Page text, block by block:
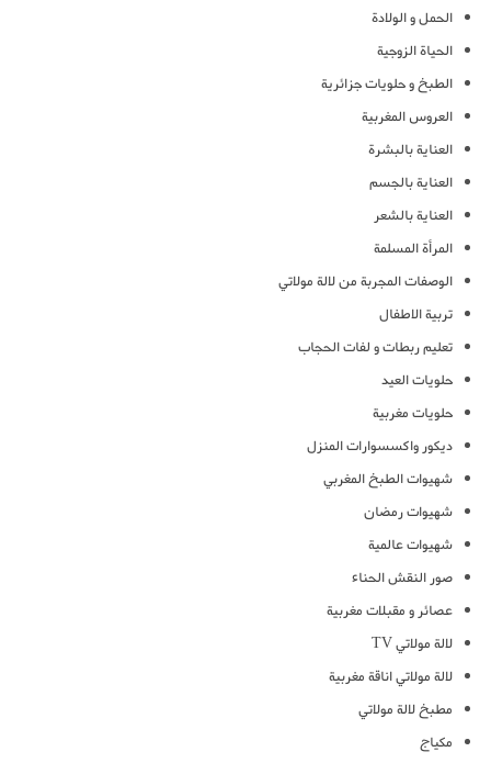
الحمل و الولادة
الحياة الزوجية
الطبخ و حلويات جزائرية
العروس المغربية
العناية بالبشرة
العناية بالجسم
العناية بالشعر
المرأة المسلمة
الوصفات المجربة من لالة مولاتي
تربية الاطفال
تعليم ربطات و لفات الحجاب
حلويات العيد
حلويات مغربية
ديكور واكسسوارات المنزل
شهيوات الطبخ المغربي
شهيوات رمضان
شهيوات عالمية
صور النقش الحناء
عصائر و مقبلات مغربية
لالة مولاتي TV
لالة مولاتي اناقة مغربية
مطبخ لالة مولاتي
مكياج